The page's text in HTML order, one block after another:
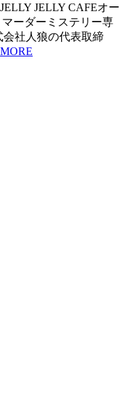
JELLY CAFEオー
ーダーミステリー専
会社人狼の代表取締
MORE